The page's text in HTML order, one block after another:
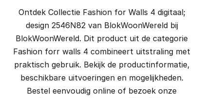
Ontdek Collectie Fashion for Walls 4 digitaal;
design 2546N82 van BlokWoonWereld bij
BlokWoonWereld. Dit product uit de categorie
Fashion forr walls 4 combineert uitstraling met
praktisch gebruik. Bekijk de productinformatie,
beschikbare uitvoeringen en mogelijkheden.
Bestel eenvoudig online of bezoek onze